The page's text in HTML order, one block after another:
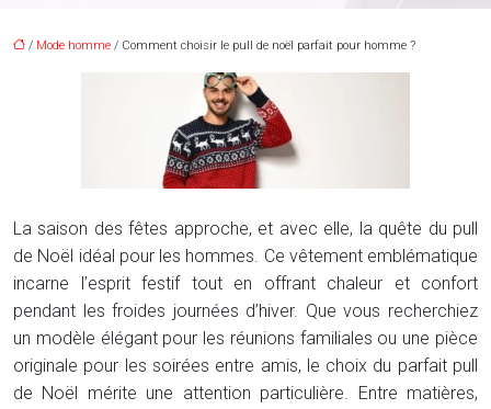
/ Mode homme / Comment choisir le pull de noël parfait pour homme ?
La saison des fêtes approche, et avec elle, la quête du pull
de Noël idéal pour les hommes. Ce vêtement emblématique
incarne l’esprit festif tout en offrant chaleur et confort
pendant les froides journées d’hiver. Que vous recherchiez
un modèle élégant pour les réunions familiales ou une pièce
originale pour les soirées entre amis, le choix du parfait pull
de Noël mérite une attention particulière. Entre matières,